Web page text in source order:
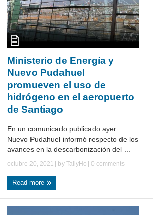
Ministerio de Energía y
Nuevo Pudahuel
promueven el uso de
hidrógeno en el aeropuerto
de Santiago
En un comunicado publicado ayer
Nuevo Pudahuel informó respecto de los
avances en la descarbonización del ...
octubre 20, 2021 | by TallyHo 0 comments
Read more